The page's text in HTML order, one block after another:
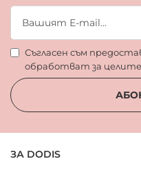
Съгласен съм
обработват за
ЗА DODIS